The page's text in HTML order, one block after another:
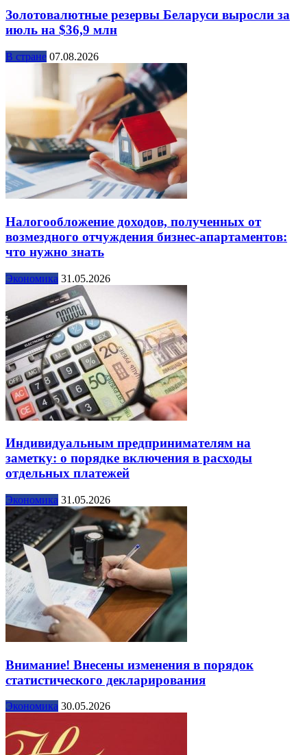
Золотовалютные резервы Беларуси выросли за
июль на $36,9 млн
В стране 07.08.2026
Налогообложение доходов, полученных от
возмездного отчуждения бизнес-апартаментов:
что нужно знать
Экономика 31.05.2026
Индивидуальным предпринимателям на
заметку: о порядке включения в расходы
отдельных платежей
Экономика 31.05.2026
Внимание! Внесены изменения в порядок
статистического декларирования
Экономика 30.05.2026